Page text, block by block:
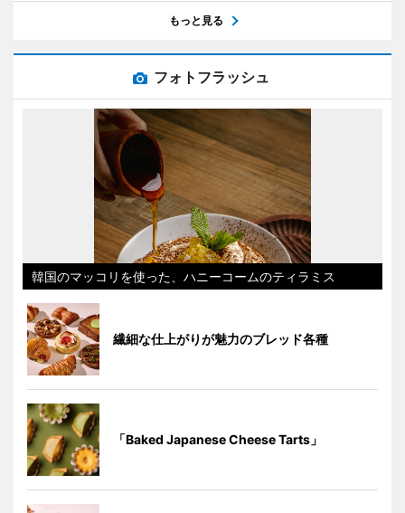
もっと見る
フォトフラッシュ
韓国のマッコリを使った、ハニーコームのティラミス
繊細な仕上がりが魅力のブレッド各種
「Baked Japanese Cheese Tarts」